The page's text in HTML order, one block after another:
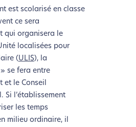
est scolarisé en classe
ce sera
qui organisera le
localisées pour
(ULIS), la
se fera entre
et le Conseil
Si l’établissement
les temps
milieu ordinaire, il